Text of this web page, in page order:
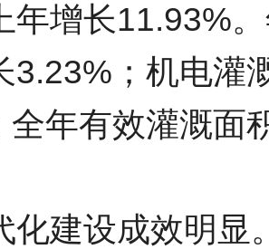
年增长11.93%
3.23%；机电灌
全年有效灌溉面
化建设成效明显